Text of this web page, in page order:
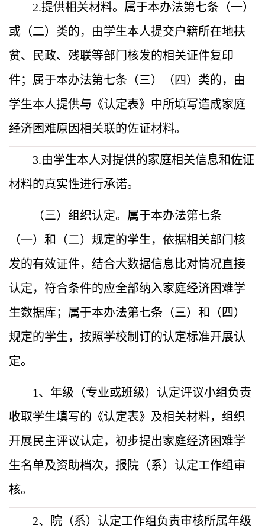
2.提供相关材料。属于本办法第七条（一）
或（二）类的，由学生本人提交户籍所在地扶
贫、民政、残联等部门 核发的相关证件复印
件；属于本办法第七条（三）（四）类的，由
学生本人提供与《认定表》 中所填写造成家庭
经济困难原因相关联的佐证材料。
3.由学生本人对提供的家庭相关信息和佐证
材料的真实性进行承诺。
（三）组织认定。属于本办法第七条
（一）和（二）规定的学生，依据相关部门核
发的有效证件，结合大数据信息比对情况直接
认定，符合条件的应全部纳入家庭经济困难学
生数据库；属于本办法第七条（三）和（四）
规定的学生，按照学校制订的认定标准开展认
定。
1、年级（专业或班级）认定评议小组负责
收取学生填写的《认定表》及相关材料，组织
开展民主评议认定，初步提出家庭经济困难学
生名单及资助档次，报院（系）认定工作组审
核。
2、院（系）认定工作组负责审核所属年级